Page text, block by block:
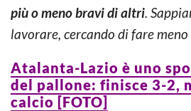
più o meno bravi di altri.
lavorare, cercando di fare
Atalanta-Lazio è uno
del pallone: finisce 3-2,
calcio [FOTO]